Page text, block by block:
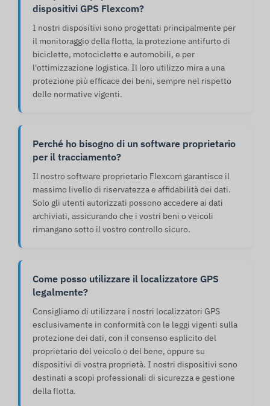
dispositivi GPS Flexcom?
I nostri dispositivi sono progettati principalmente per
il monitoraggio della flotta, la protezione antifurto di
biciclette, motociclette e automobili, e per
l'ottimizzazione logistica. Il loro utilizzo mira a una
protezione più efficace dei beni, sempre nel rispetto
delle normative vigenti.
Perché ho bisogno di un software proprietario
per il tracciamento?
Il nostro software proprietario Flexcom garantisce il
massimo livello di riservatezza e affidabilità dei dati.
Solo gli utenti autorizzati possono accedere ai dati
archiviati, assicurando che i vostri beni o veicoli
rimangano sotto il vostro controllo sicuro.
Come posso utilizzare il localizzatore GPS
legalmente?
Consigliamo di utilizzare i nostri localizzatori GPS
esclusivamente in conformità con le leggi vigenti sulla
protezione dei dati, con il consenso esplicito del
proprietario del veicolo o del bene, oppure su
dispositivi di vostra proprietà. I nostri dispositivi sono
destinati a scopi professionali di sicurezza e gestione
della flotta.